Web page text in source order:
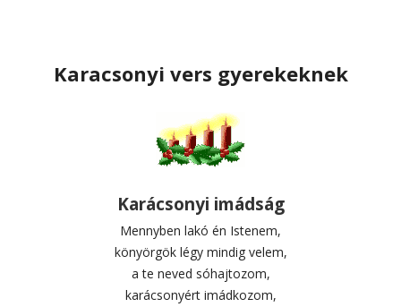
Karacsonyi vers gyerekeknek
Karácsonyi imádság
Mennyben lakó én Istenem,
könyörgök légy mindig velem,
a te neved sóhajtozom,
karácsonyért imádkozom,